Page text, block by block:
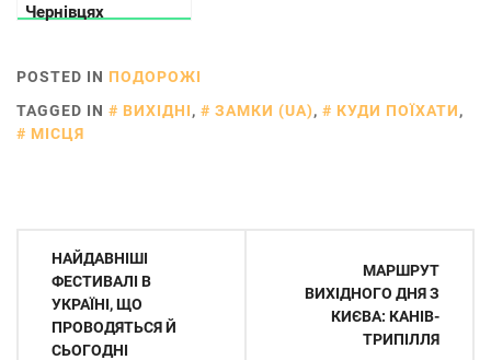
Чернівцях
POSTED IN ПОДОРОЖІ
TAGGED IN
ВИХІДНІ, ЗАМКИ (UA), КУДИ ПОЇХАТИ,
МІСЦЯ
Навігація
записів
НАЙДАВНІШІ
ФЕСТИВАЛІ В
УКРАЇНІ, ЩО
ПРОВОДЯТЬСЯ Й
СЬОГОДНІ
МАРШРУТ
ВИХІДНОГО ДНЯ З
КИЄВА: КАНІВ-
ТРИПІЛЛЯ